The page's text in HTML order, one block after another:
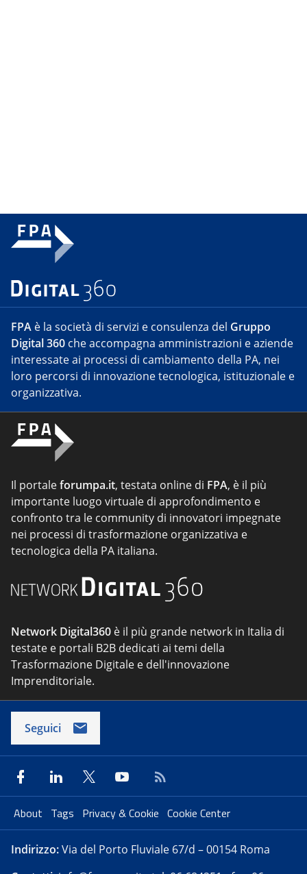
FPA è la società di servizi e consulenza del Gruppo
Digital 360 che accompagna amministrazioni e aziende
interessate ai processi di cambiamento della PA, nei
loro percorsi di innovazione tecnologica, istituzionale e
organizzativa.
Il portaleforumpa.it, testata online di FPA, è il più
importante luogo virtuale di approfondimento e
confronto tra le community di innovatori impegnate
nei processi di trasformazione organizzativa e
tecnologica della PA italiana.
Network Digital360 è il più grande network in Italia di
testate e portali B2B dedicati ai temi della
Trasformazione Digitale e dell'innovazione
Imprenditoriale.
Seguici
About Tags Privacy & Cookie Cookie Center
Indirizzo:Via del Porto Fluviale 67/d – 00154 Roma